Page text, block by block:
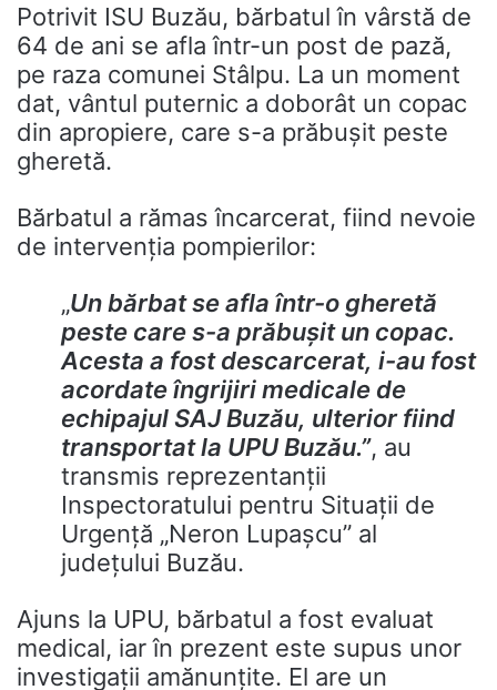
Potrivit ISU Buzău, bărbatul în vârstă de
64 de ani se afla într-un post de pază,
pe raza comunei Stâlpu. La un moment
dat, vântul puternic a doborât un copac
din apropiere, care s-a prăbușit peste
gheretă.
Bărbatul a rămas încarcerat, fiind nevoie
de intervenția pompierilor:
„Un bărbat se afla într-o gheretă
peste care s-a prăbușit un copac.
Acesta a fost descarcerat, i-au fost
acordate îngrijiri medicale de
echipajul SAJ Buzău, ulterior fiind
transportat la UPU Buzău.”, au
transmis reprezentanții
Inspectoratului pentru Situații de
Urgență „Neron Lupașcu” al
județului Buzău.
Ajuns la UPU, bărbatul a fost evaluat
medical, iar în prezent este supus unor
investigații amănunțite. El are un